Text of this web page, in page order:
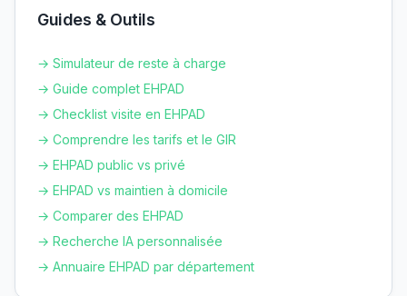
Guides & Outils
→ Simulateur de reste à charge
→ Guide complet EHPAD
→ Checklist visite en EHPAD
→ Comprendre les tarifs et le GIR
→ EHPAD public vs privé
→ EHPAD vs maintien à domicile
→ Comparer des EHPAD
→ Recherche IA personnalisée
→ Annuaire EHPAD par département